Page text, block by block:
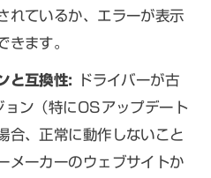
れているか、エラーが表示
きます。
と互換性:
ドライバーが古
ン（特にOSアップデート
合、正常に動作しないこと
メーカーのウェブサイトか